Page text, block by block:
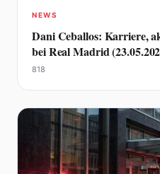
NEWS
Dani Ceballos: Karriere,
bei Real Madrid
818